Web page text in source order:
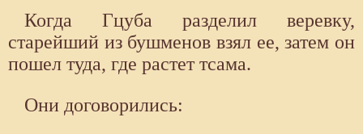
Когда Гцуба разделил веревку,
старейший из бушменов взял ее, затем он
пошел туда, где растет тсама.
Они договорились: